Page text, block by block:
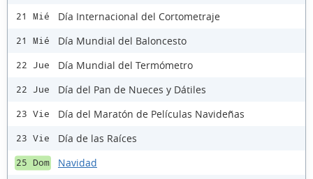
21 Mié Día Internacional del Cortometraje
21 Mié Día Mundial del Baloncesto
22 Jue Día Mundial del Termómetro
22 Jue Día del Pan de Nueces y Dátiles
23 Vie Día del Maratón de Películas Navideñas
23 Vie Día de las Raíces
25 Dom Navidad